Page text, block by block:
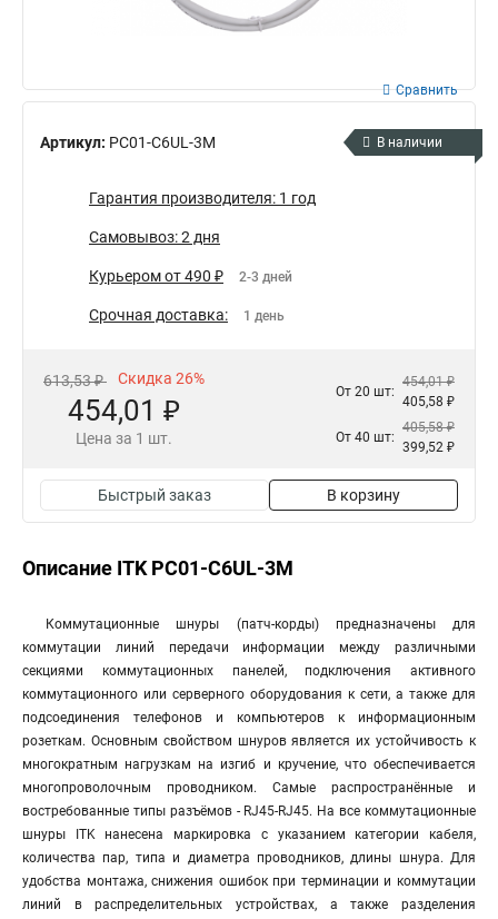
Артикул: PC01-C6UL-3M
Сравнить
В наличии
Гарантия производителя: 1 год
Самовывоз: 2 дня
Курьером от 490 ₽ 2-3 дней
Срочная доставка: 1 день
613,53 ₽ Скидка 26%
454,01 ₽
Цена за 1 шт.
От 20 шт:
454,01 ₽
405,58 ₽
От 40 шт:
405,58 ₽
399,52 ₽
Быстрый заказ В корзину
Описание ITK PC01-C6UL-3M
Коммутационные шнуры (патч-корды) предназначены для
коммутации линий передачи информации между различными
секциями коммутационных панелей, подключения активного
коммутационного или серверного оборудования к сети, а также для
подсоединения телефонов и компьютеров к информационным
розеткам. Основным свойством шнуров является их устойчивость к
многократным нагрузкам на изгиб и кручение, что обеспечивается
многопроволочным проводником. Самые распространённые и
востребованные типы разъёмов - RJ45-RJ45. На все коммутационные
шнуры ITK нанесена маркировка с указанием категории кабеля,
количества пар, типа и диаметра проводников, длины шнура. Для
удобства монтажа, снижения ошибок при терминации и коммутации
линий в распределительных устройствах, а также разделения